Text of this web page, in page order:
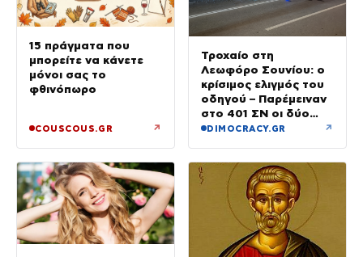
15 πράγματα που
μπορείτε να κάνετε
μόνοι σας το
φθινόπωρο
COUSCOUS.GR ↗
Τροχαίο στη
Λεωφόρο Σουνίου: ο
κρίσιμος ελιγμός του
οδηγού – Παρέμειναν
στο 401 ΣΝ οι δύο
αστυνομικοί
DIMOCRACY.GR ↗